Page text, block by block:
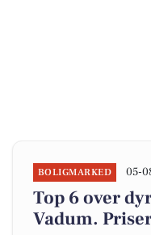
BOLIGMARKED 05-
Top 6 over
Vadum.